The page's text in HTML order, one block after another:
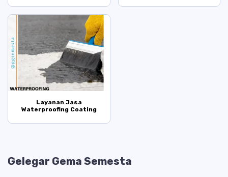
Layanan Jasa
Waterproofing Coating
Gelegar Gema Semesta